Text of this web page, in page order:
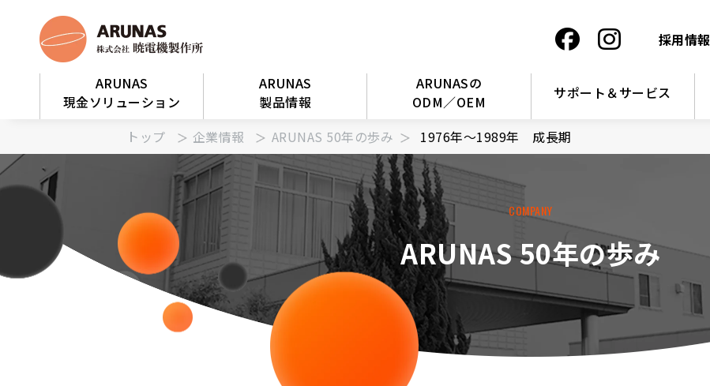
採用情報
ARUNAS
現金ソリューション
ARUNAS
製品情報
ARUNASの
ODM／OEM
サポート＆サービス
トップ 企業情報 ARUNAS 50年の歩み 1976年～1989年 成長期
COMPANY
ARUNAS 50年の歩み